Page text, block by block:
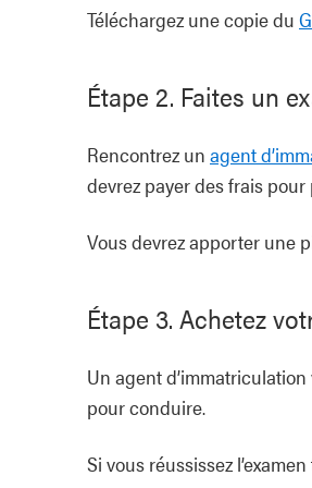
Téléchargez une copie du
Étape 2. Faites un
Rencontrez un agent
devrez payer des frais
Vous devrez apporter une
Étape 3. Achetez
Un agent
pour conduire.
Si vous réussissez